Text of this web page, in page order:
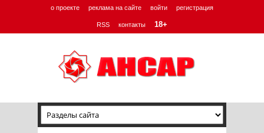
о проекте реклама на сайте войти регистрация
RSS контакты 18+